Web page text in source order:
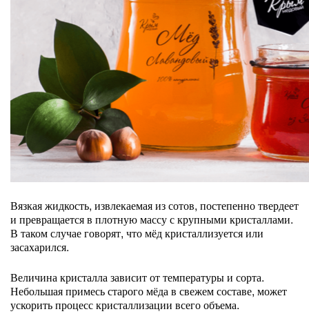
Вязкая жидкость, извлекаемая из сотов, постепенно твердеет
и превращается в плотную массу с крупными кристаллами.
В таком случае говорят, что мёд кристаллизуется или
засахарился.
Величина кристалла зависит от температуры и сорта.
Небольшая примесь старого мёда в свежем составе, может
ускорить процесс кристаллизации всего объема.